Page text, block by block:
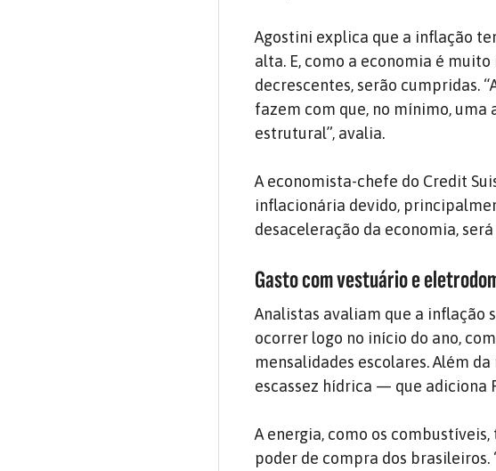
Agostini explica que a inflação
alta. E, como a economia é
decrescentes, serão cumpridas.
fazem com que, no mínimo, uma
estrutural”, avalia.
A economista-chefe do Credit
inflacionária devido,
desaceleração da economia,
Gasto com vestuário e
Analistas avaliam que a inflação
ocorrer logo no início do ano,
mensalidades escolares. Além
escassez hídrica — que adiciona
A energia, como os
poder de compra dos brasileiros.